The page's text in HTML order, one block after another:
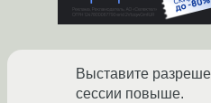
Выставите
сессии повыше.